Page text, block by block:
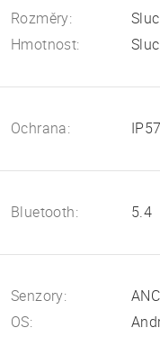
Rozměry:
Hmotnost:
Ochrana: IP57
Bluetooth: 5.4
Senzory:
OS: